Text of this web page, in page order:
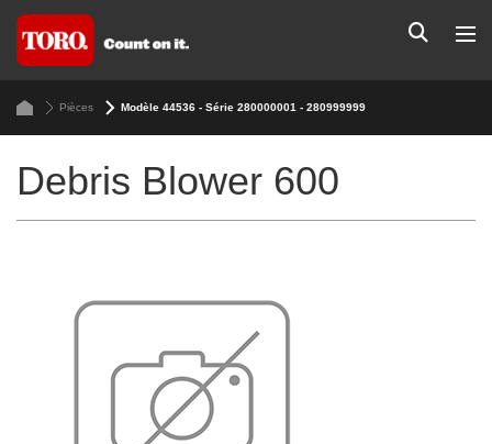
Pièces Modèle 44536 - Série 280000001 - 280999999
Debris Blower 600